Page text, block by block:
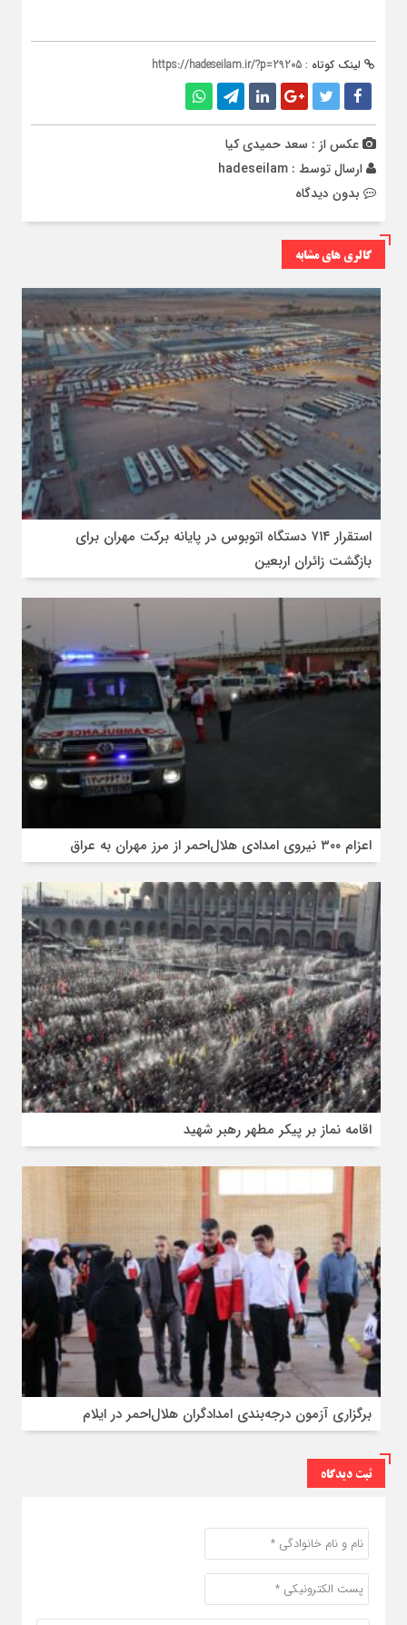
لینک کوتاه : https://hadeseilam.ir/?p=29205
عکس از : سعد حمیدی کیا
ارسال توسط : hadeseilam
بدون دیدگاه
گالری های مشابه
استقرار ۷۱۴ دستگاه اتوبوس در پایانه برکت مهران برای
بازگشت زائران اربعین
اعزام ۳۰۰ نیروی امدادی هلال‌احمر از مرز مهران به عراق
اقامه نماز بر پیکر مطهر رهبر شهید
برگزاری آزمون درجه‌بندی امدادگران هلال‌احمر در ایلام
ثبت دیدگاه